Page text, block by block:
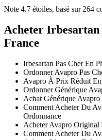
Note 4.7 étoiles, basé sur 264
Acheter
France
Irbesartan Pas Cher En
Ordonner Avapro Pas
Avapro À Prix Réduit
Ordonner Générique
Achat Générique Avapro
Comment Acheter Du
Ordonnance
Acheter Avapro Original
Comment Acheter Du